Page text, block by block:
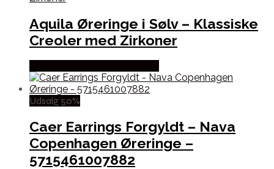
Aquila Øreringe i Sølv – Klassiske
Creoler med Zirkoner
Udsalg 50%
Caer Earrings Forgyldt – Nava
Copenhagen Øreringe –
5715461007882